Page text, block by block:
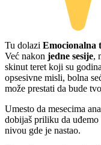
Tu dolazi Emocionalna
Već nakon jedne sesije,
skinut teret koji su
opsesivne misli, bolna
može prestati da bude
Umesto da mesecima
dobijaš priliku da uđemo
nivou gde je nastao.